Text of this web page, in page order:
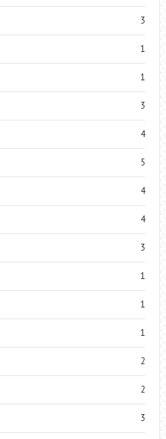
3
1
1
3
4
5
4
4
3
1
1
1
2
2
3